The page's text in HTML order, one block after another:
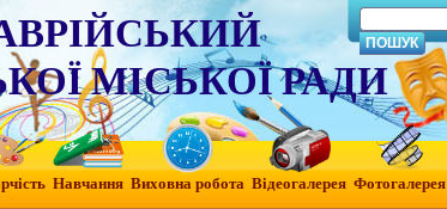
МІСЬКОЇ РАДИ
Навчання Виховна робота Вiдеогалерея Фотогалерея